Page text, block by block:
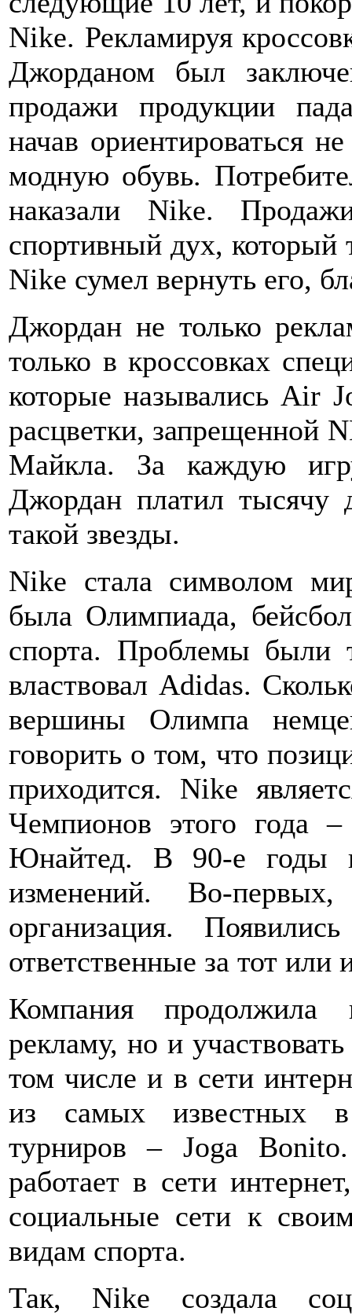
Nike. Рекламируя
Джорданом был
продажи продукции
начав ориентироваться
модную обувь.
наказали Nike.
спортивный дух,
Nike сумел вернуть его,
Джордан не только
только в кроссовках
которые назывались Air
расцветки, запрещенной
Майкла. За каждую
Джордан платил тысячу
такой звезды.
Nike стала символом
была Олимпиада,
спорта. Проблемы были
властвовал Adidas.
вершины Олимпа
говорить о том, что
приходится. Nike
Чемпионов этого года –
Юнайтед. В 90-е годы
изменений. Во-
организация.
ответственные за тот или
Компания продолжила
рекламу, но и
том числе и в сети
из самых известных
турниров – Joga
работает в сети
социальные сети к
видам спорта.
Так, Nike создала